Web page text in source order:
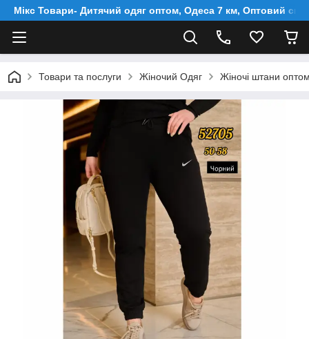
Мікс Товари- Дитячий одяг оптом, Одеса 7 км, Оптовий
Товари та послуги Жіночий Одяг Жіночі штани